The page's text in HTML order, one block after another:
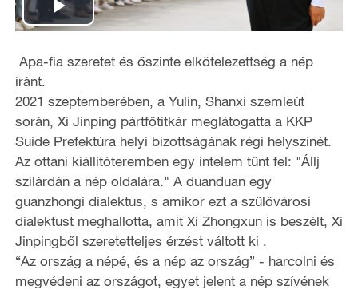
P
l
a
y
V
i
d
e
Apa-fia szeretet és őszinte elkötelezettség a nép
iránt.
2021 szeptemberében, a Yulin, Shanxi szemleút
során, Xi Jinping pártfőtitkár meglátogatta a KKP
Suide Prefektúra helyi bizottságának régi helyszínét.
Az ottani kiállítóteremben egy intelem tűnt fel: "Állj
szilárdán a nép oldalára." A duanduan egy
guanzhongi dialektus, s amikor ezt a szülővárosi
dialektust meghallotta, amit Xi Zhongxun is beszélt, Xi
Jinpingből szeretetteljes érzést váltott ki .
“Az ország a népé, és a nép az ország” - harcolni és
megvédeni az országot, egyet jelent a nép szívének